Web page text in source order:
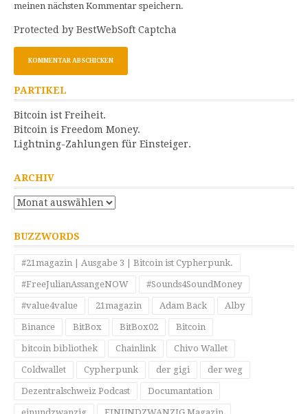
meinen nächsten Kommentar speichern.
Protected by BestWebSoft Captcha
PARTIKEL
Bitcoin ist Freiheit.
Bitcoin is Freedom Money.
Lightning-Zahlungen für Einsteiger.
ARCHIV
Archiv
BUZZWORDS
#21magazin | Ausgabe 3 | Bitcoin ist Cypherpunk.
#FreeJulianAssangeNOW #Sounds4SoundMoney
#value4value 21magazin Adam Back Alby
Binance BitBox BitBox02 Bitcoin
bitcoin bibliothek Chainlink Chivo Wallet
Coldwallet Cypherpunk der gigi der weg
Dezentralschweiz Podcast Documantation